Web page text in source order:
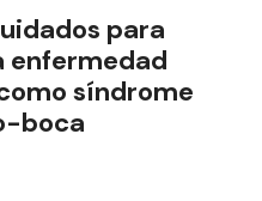
para
enfermedad
síndrome
boca